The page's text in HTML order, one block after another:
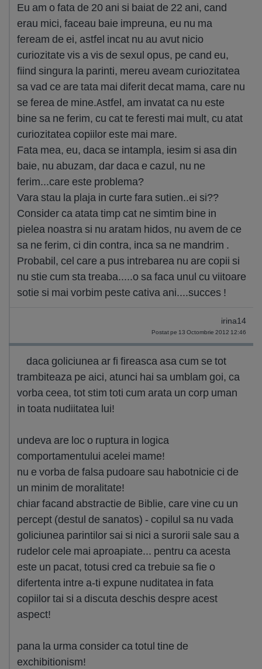
Eu am o fata de 20 ani si baiat de 22 ani, cand
erau mici, faceau baie impreuna, eu nu ma
feream de ei, astfel incat nu au avut nicio
curiozitate vis a vis de sexul opus, pe cand eu,
fiind singura la parinti, mereu aveam curiozitatea
sa vad ce are tata mai diferit decat mama, care nu
se ferea de mine.Astfel, am invatat ca nu este
bine sa ne ferim, cu cat te feresti mai mult, cu atat
curiozitatea copiilor este mai mare.
Fata mea, eu, daca se intampla, iesim si asa din
baie, nu abuzam, dar daca e cazul, nu ne
ferim...care este problema?
Vara stau la plaja in curte fara sutien..ei si??
Consider ca atata timp cat ne simtim bine in
pielea noastra si nu aratam hidos, nu avem de ce
sa ne ferim, ci din contra, inca sa ne mandrim .
Probabil, cel care a pus intrebarea nu are copii si
nu stie cum sta treaba.....o sa faca unul cu viitoare
sotie si mai vorbim peste cativa ani....succes !
irina14
Postat pe 13 Octombrie 2012 12:46
daca goliciunea ar fi fireasca asa cum se tot
trambiteaza pe aici, atunci hai sa umblam goi, ca
vorba ceea, tot stim toti cum arata un corp uman
in toata nudiitatea lui!
undeva are loc o ruptura in logica
comportamentului acelei mame!
nu e vorba de falsa pudoare sau habotnicie ci de
un minim de moralitate!
chiar facand abstractie de Biblie, care vine cu un
percept (destul de sanatos) - copilul sa nu vada
goliciunea parintilor sai si nici a surorii sale sau a
rudelor cele mai aproapiate... pentru ca acesta
este un pacat, totusi cred ca trebuie sa fie o
difertenta intre a-ti expune nuditatea in fata
copiilor tai si a discuta deschis despre acest
aspect!
pana la urma consider ca totul tine de
exchibitionism!